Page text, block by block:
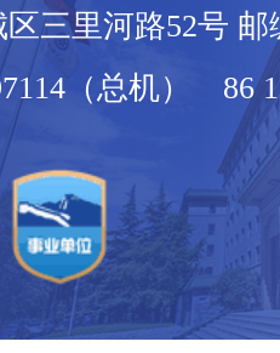
三里河路52号 邮
（总机） 86